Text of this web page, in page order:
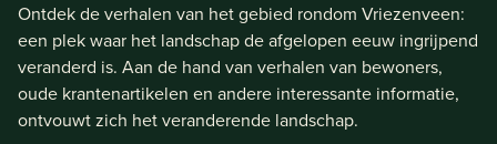
Ontdek de verhalen van het gebied rondom Vriezenveen:
een plek waar het landschap de afgelopen eeuw ingrijpend
veranderd is. Aan de hand van verhalen van bewoners,
oude krantenartikelen en andere interessante informatie,
ontvouwt zich het veranderende landschap.